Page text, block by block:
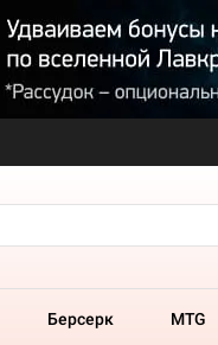
Берсерк MTG